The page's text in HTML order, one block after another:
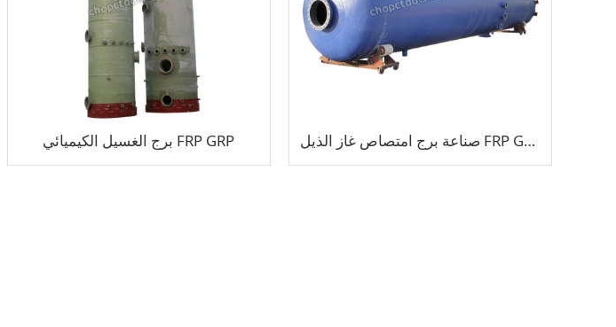
برج الغسيل الكيميائي FRP GRP صناعة برج امتصاص غاز الذيل FRP GRP